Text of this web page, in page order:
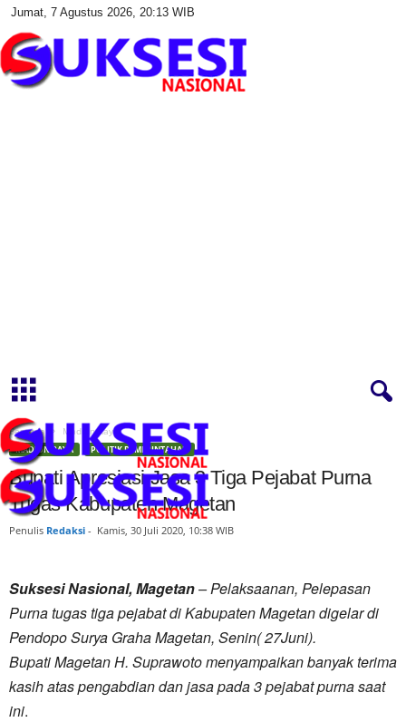
Jumat, 7 Agustus 2026, 20:13 WIB
Beranda Madiun Raya
MADIUN RAYA POLITIK PEMERINTAHAN
Bupati Apresiasi Jasa 3 Tiga Pejabat Purna
Tugas Kabupaten Magetan
Penulis Redaksi - Kamis, 30 Juli 2020, 10:38 WIB
Suksesi Nasional, Magetan– Pelaksaanan, Pelepasan
Purna tugas tiga pejabat di Kabupaten Magetan digelar di
Pendopo Surya Graha Magetan, Senin( 27Juni).
Bupati Magetan H. Suprawoto menyampaikan banyak terima
kasih atas pengabdian dan jasa pada 3 pejabat purna saat
ini.